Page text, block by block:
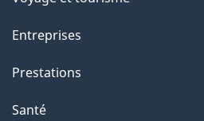
Entreprises
Prestations
Santé